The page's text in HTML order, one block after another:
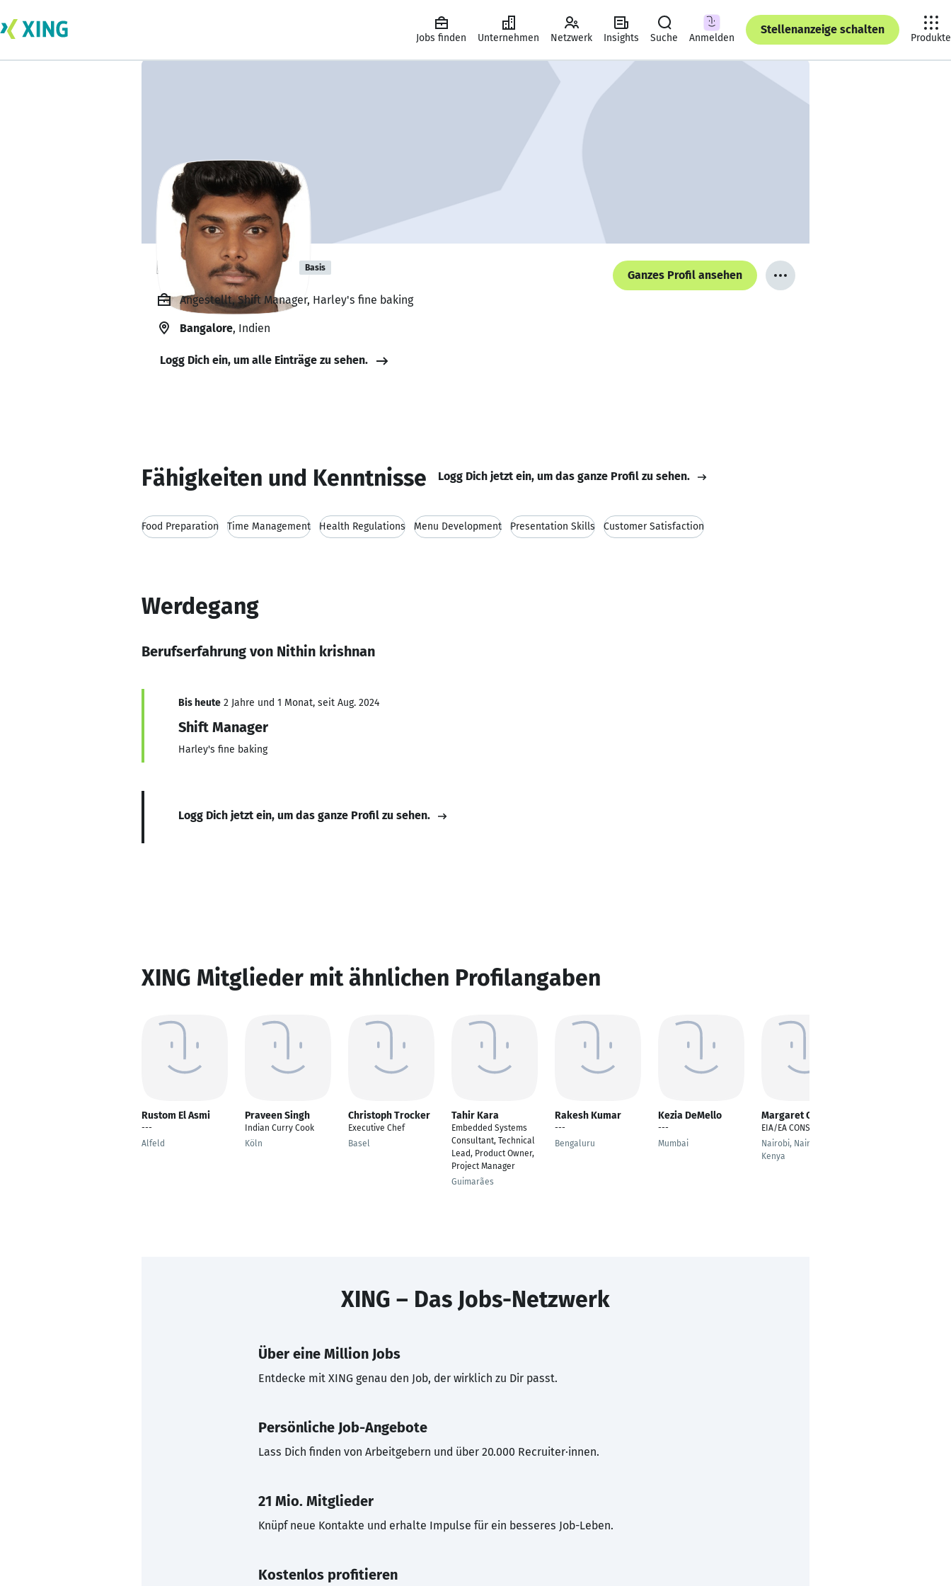
Jobs finden Unternehmen Netzwerk Insights Suche Anmelden
Stellenanzeige schalten
Produkte
Nithin krishnan Basis
Ganzes Profil ansehen
Angestellt, Shift Manager, Harley's fine baking
Bangalore, Indien
Logg Dich ein, um alle Einträge zu sehen.
Fähigkeiten und Kenntnisse Logg Dich jetzt ein, um das ganze Profil zu sehen.
Food Preparation Time Management Health Regulations Menu Development Presentation Skills Customer Satisfaction
Werdegang
Berufserfahrung von Nithin krishnan
Bis heute 2 Jahre und 1 Monat, seit Aug. 2024
Shift Manager
Harley's fine baking
Logg Dich jetzt ein, um das ganze Profil zu sehen.
XING Mitglieder mit ähnlichen Profilangaben
Rustom El Asmi
---
Alfeld
Praveen Singh
Indian Curry Cook
Köln
Christoph Trocker
Executive Chef
Basel
Tahir Kara
Embedded Systems
Consultant, Technical
Lead, Product Owner,
Project Manager
Guimarães
Rakesh Kumar
---
Bengaluru
Kezia DeMello
---
Mumbai
Margaret Owino
EIA/EA CONSULTANT
Nairobi, Nairobi,
Kenya
XING – Das Jobs-Netzwerk
Über eine Million Jobs
Entdecke mit XING genau den Job, der wirklich zu Dir passt.
Persönliche Job-Angebote
Lass Dich finden von Arbeitgebern und über 20.000 Recruiter·innen.
21 Mio. Mitglieder
Knüpf neue Kontakte und erhalte Impulse für ein besseres Job-Leben.
Kostenlos profitieren